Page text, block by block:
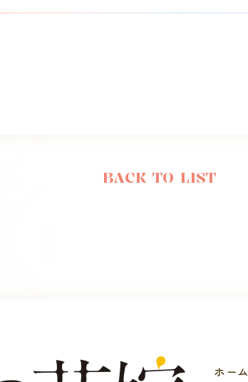
BACK TO LIST
ホーム